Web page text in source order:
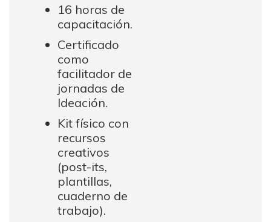
16 horas de
capacitación.
Certificado
como
facilitador de
jornadas de
Ideación.
Kit físico con
recursos
creativos
(post-its,
plantillas,
cuaderno de
trabajo).